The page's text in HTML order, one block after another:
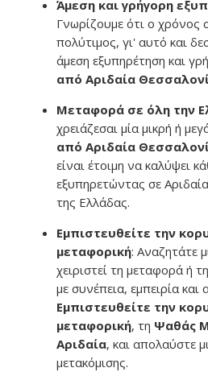
Άμεση και γρήγορη
Γνωρίζουμε ότι ο χρόνος
πολύτιμος, γι' αυτό και
άμεση εξυπηρέτηση και
από Αριδαία
Μεταφορά σε όλη την
χρειάζεσαι μία μικρή ή
από Αριδαία
είναι έτοιμη να καλύψει
εξυπηρετώντας σε
της Ελλάδας.
Εμπιστευθείτε την
μεταφορική: Αναζητάτε
χειριστεί τη μεταφορά ή
με συνέπεια, εμπειρία και
Εμπιστευθείτε την
μεταφορική, τη Ψαθάς
Αριδαία, και απολαύστε
μετακόμισης.